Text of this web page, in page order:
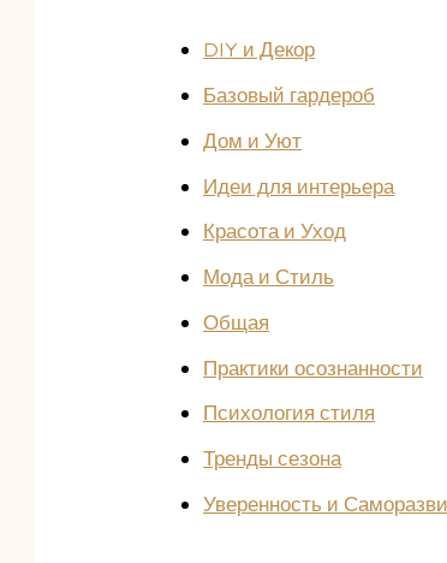
DIY и Декор
Базовый гардероб
Дом и Уют
Идеи для интерьера
Красота и Уход
Мода и Стиль
Общая
Практики осознанности
Психология стиля
Тренды сезона
Уверенность и